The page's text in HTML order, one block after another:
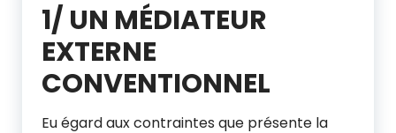
1/ UN MÉDIATEUR
EXTERNE
CONVENTIONNEL
Eu égard aux contraintes que présente la